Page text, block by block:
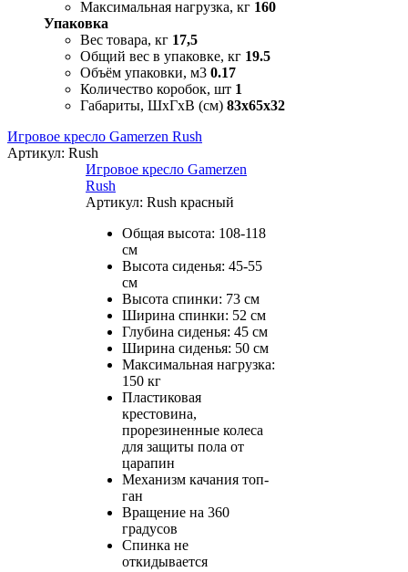
Максимальная нагрузка, кг 160
Упаковка
Вес товара, кг 17,5
Общий вес в упаковке, кг 19.5
Объём упаковки, м3 0.17
Количество коробок, шт 1
Габариты, ШxГxВ (см) 83x65x32
Игровое кресло Gamerzen Rush
Артикул: Rush
Игровое кресло Gamerzen
Rush
Артикул: Rush красный
Общая высота: 108-118
см
Высота сиденья: 45-55
см
Высота спинки: 73 см
Ширина спинки: 52 см
Глубина сиденья: 45 см
Ширина сиденья: 50 см
Максимальная нагрузка:
150 кг
Пластиковая
крестовина,
прорезиненные колеса
для защиты пола от
царапин
Механизм качания топ-
ган
Вращение на 360
градусов
Спинка не
откидывается